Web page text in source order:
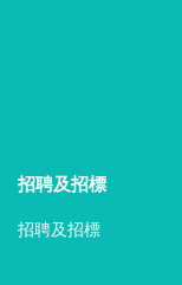
招聘及招標
招聘及招標